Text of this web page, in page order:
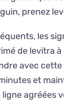
prenez
les
de levitra
avec
et
ligne agréées